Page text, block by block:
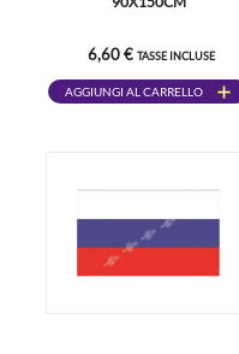
6,60 € TASSE INCLUSE
AGGIUNGI AL CARRELLO